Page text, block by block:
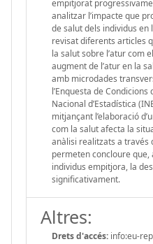
empitjorat
analitzar l’impacte que
de salut dels individus en
revisat diferents articles
la salut sobre l’atur com
augment de l’atur en la
amb microdades
l’Enquesta de
Nacional d’Estadística
mitjançant l’elaboració
com la salut afecta la
anàlisi realitzats a través
permeten concloure que,
individus empitjora, la
significativament.
Altres:
Drets d'accés: info:eu-